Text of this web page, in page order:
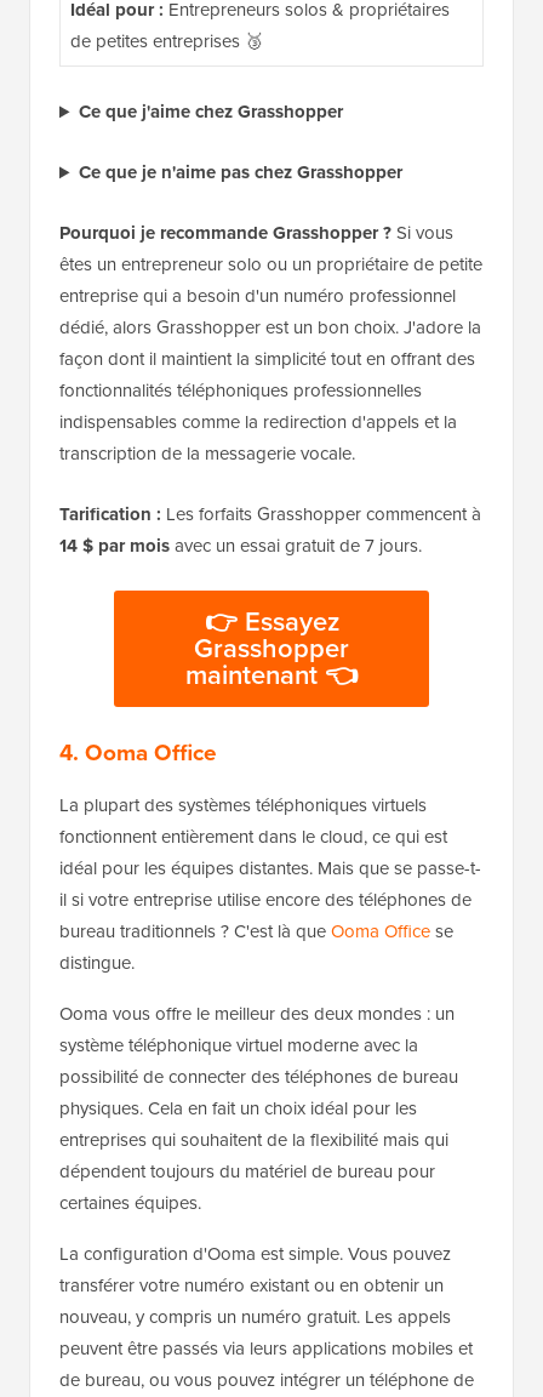
Idéal pour : Entrepreneurs solos & propriétaires
de petites entreprises 🥉
Ce que j'aime chez Grasshopper
Ce que je n'aime pas chez Grasshopper
Pourquoi je recommande Grasshopper ?Si vous
êtes un entrepreneur solo ou un propriétaire de petite
entreprise qui a besoin d'un numéro professionnel
dédié, alors Grasshopper est un bon choix. J'adore la
façon dont il maintient la simplicité tout en offrant des
fonctionnalités téléphoniques professionnelles
indispensables comme la redirection d'appels et la
transcription de la messagerie vocale.
Tarification : Les forfaits Grasshopper commencent à
14 $ par moisavec un essai gratuit de 7 jours.
👉 Essayez
Grasshopper
maintenant 👈
4. Ooma Office
La plupart des systèmes téléphoniques virtuels
fonctionnent entièrement dans le cloud, ce qui est
idéal pour les équipes distantes. Mais que se passe-t-
il si votre entreprise utilise encore des téléphones de
bureau traditionnels ? C'est là queOoma Officese
distingue.
Ooma vous offre le meilleur des deux mondes : un
système téléphonique virtuel moderne avec la
possibilité de connecter des téléphones de bureau
physiques. Cela en fait un choix idéal pour les
entreprises qui souhaitent de la flexibilité mais qui
dépendent toujours du matériel de bureau pour
certaines équipes.
La configuration d'Ooma est simple. Vous pouvez
transférer votre numéro existant ou en obtenir un
nouveau, y compris un numéro gratuit. Les appels
peuvent être passés via leurs applications mobiles et
de bureau, ou vous pouvez intégrer un téléphone de